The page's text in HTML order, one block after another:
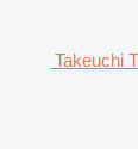
Takeuchi